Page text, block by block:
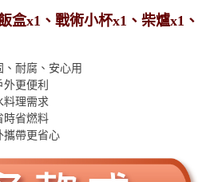
盒x1、戰術小杯x1、柴爐x1、
耐腐、安心用
更便利
料理需求
時省燃料
攜帶更省心